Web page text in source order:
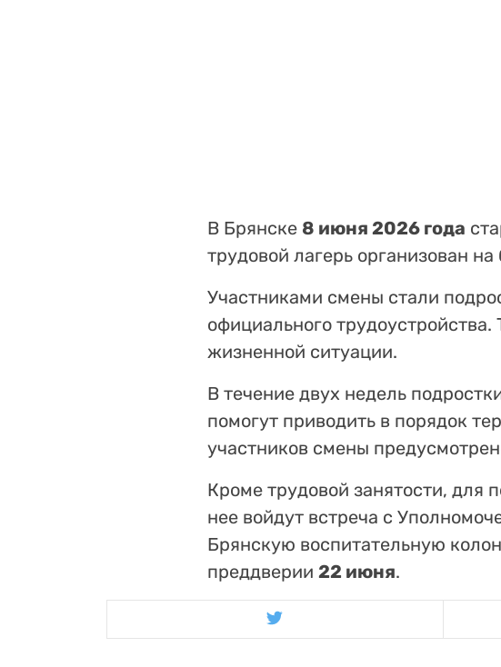
В Брянске 8 июня 2026 года
трудовой лагерь организован
Участниками смены стали
официального
жизненной ситуации.
В течение двух недель
помогут приводить в порядок
участников смены
Кроме трудовой занятости, для
нее войдут встреча с
Брянскую воспитательную
преддверии 22 июня.